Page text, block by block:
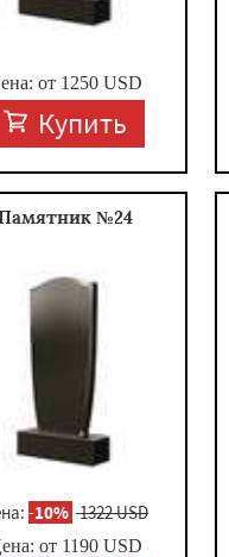
от 1250 USD
Купить
№24
-10% 1322 USD
от 1190USD